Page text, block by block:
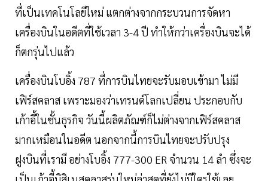
ที่เป็นเทคโนโลยีใหม่ แตกต่างจากกระบวนการจัดหา
เครื่องบินในอดีตที่ใช้เวลา 3-4 ปี ทำให้กว่าเครื่องบินจะได้
ก็ตกรุ่นไปแล้ว
เครื่องบินโบอิ้ง 787 ที่การบินไทยจะรับมอบเข้ามา ไม่มี
เฟิร์สคลาส เพราะมองว่าเทรนด์โลกเปลี่ยน ประกอบกับ
เก้าอี้ในชั้นธุรกิจ วันนี้ผลิตภัณฑ์ก็ไม่ต่างจากเฟิร์สคลาส
มากเหมือนในอดีต นอกจากนี้การบินไทยจะปรับปรุง
ฝูงบินที่เรามี อย่างโบอิ้ง 777-300 ER จำนวน 14 ลำ ซึ่งจะ